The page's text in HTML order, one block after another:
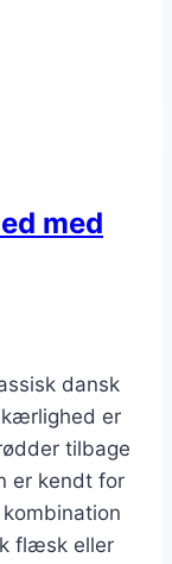
med
dansk
er
tilbage
er kendt for
flæsk eller